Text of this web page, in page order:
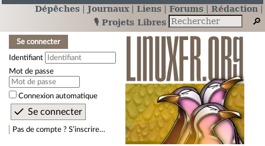
Dépêches Journaux Liens Forums
Rédaction
🎙️ Projets Libres
Se connecter
Identifiant
Mot de passe
Connexion automatique
Pas de compte ? S’inscrire…